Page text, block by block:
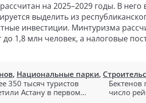
на 2025–2029 годы. В
выделить из
инвестиции. Минтуризма
1,8 млн человек, а налоговые
, Национальные парки,
350 тысяч туристов
Астану в первом...
Бектенов
число